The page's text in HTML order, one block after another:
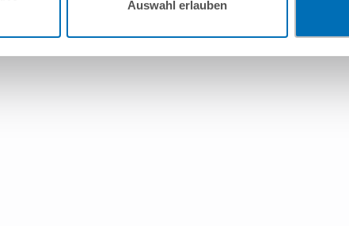
Auswahl erlauben